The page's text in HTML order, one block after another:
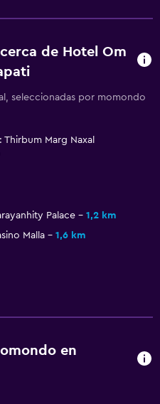
de Hotel Om
seleccionadas por momondo
Marg Naxal
Palace
1,2 km
Malla
1,6 km
en